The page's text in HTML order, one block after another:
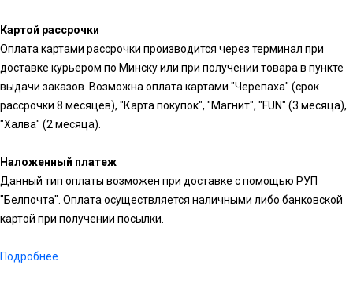
Картой рассрочки
Оплата картами рассрочки производится через терминал при
доставке курьером по Минску или при получении товара в пункте
выдачи заказов. Возможна оплата картами "Черепаха" (срок
рассрочки 8 месяцев), "Карта покупок", "Магнит", "FUN" (3 месяца),
"Халва" (2 месяца).
Наложенный платеж
Данный тип оплаты возможен при доставке с помощью РУП
"Белпочта". Оплата осуществляется наличными либо банковской
картой при получении посылки.
Подробнее